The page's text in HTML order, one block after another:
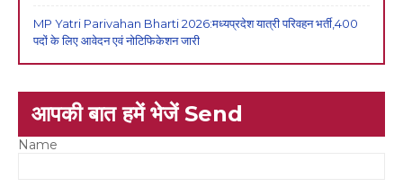
MP Yatri Parivahan Bharti 2026:मध्यप्रदेश यात्री परिवहन भर्ती,400
पदों के लिए आवेदन एवं नोटिफिकेशन जारी
आपकी बात हमें भेजें Send
Name